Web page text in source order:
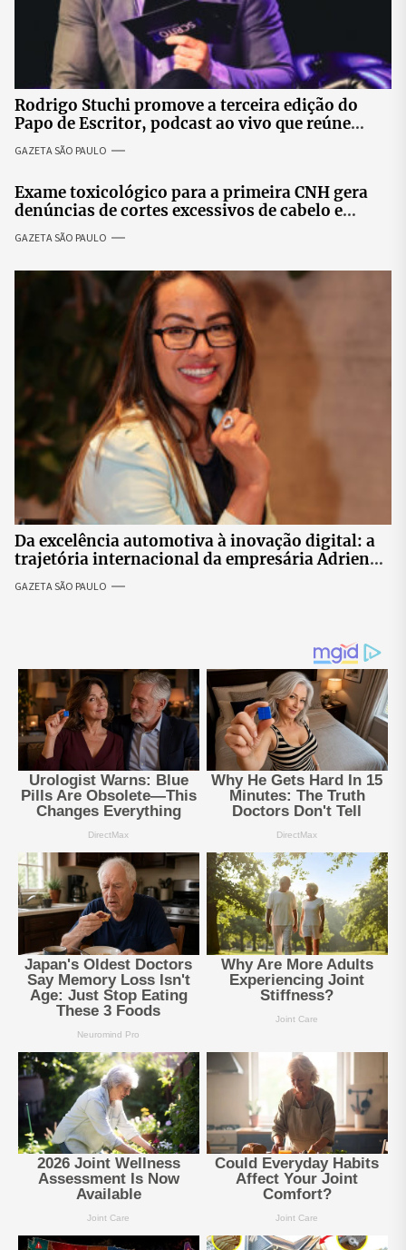
Rodrigo Stuchi promove a terceira edição do
Papo de Escritor, podcast ao vivo que reúne
especialistas para discutir saúde mental e
prosperidade.
GAZETA SÃO PAULO
Exame toxicológico para a primeira CNH gera
denúncias de cortes excessivos de cabelo e
revolta entre candidatas
GAZETA SÃO PAULO
Da excelência automotiva à inovação digital: a
trajetória internacional da empresária Adriene
GAZETA SÃO PAULO